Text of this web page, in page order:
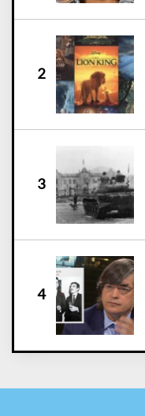
2
3
4